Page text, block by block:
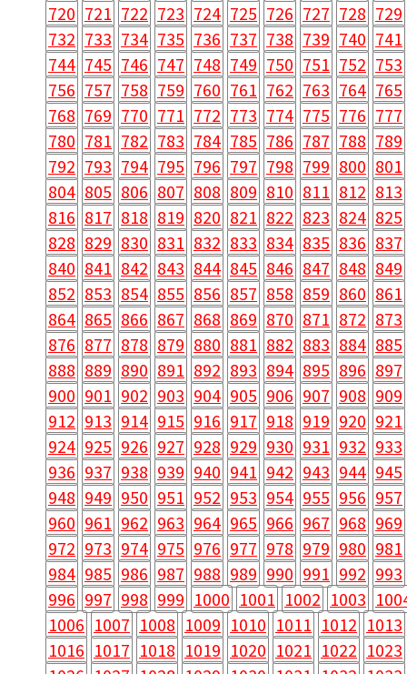
720 721 722 723 724 725 726 727 728 729
732 733 734 735 736 737 738 739 740 741
744 745 746 747 748 749 750 751 752 753
756 757 758 759 760 761 762 763 764 765
768 769 770 771 772 773 774 775 776 777
780 781 782 783 784 785 786 787 788 789
792 793 794 795 796 797 798 799 800 801
804 805 806 807 808 809 810 811 812 813
816 817 818 819 820 821 822 823 824 825
828 829 830 831 832 833 834 835 836 837
840 841 842 843 844 845 846 847 848 849
852 853 854 855 856 857 858 859 860 861
864 865 866 867 868 869 870 871 872 873
876 877 878 879 880 881 882 883 884 885
888 889 890 891 892 893 894 895 896 897
900 901 902 903 904 905 906 907 908 909
912 913 914 915 916 917 918 919 920 921
924 925 926 927 928 929 930 931 932 933
936 937 938 939 940 941 942 943 944 945
948 949 950 951 952 953 954 955 956 957
960 961 962 963 964 965 966 967 968 969
972 973 974 975 976 977 978 979 980 981
984 985 986 987 988 989 990 991 992 993
996 997 998 999 1000 1001 1002 1003
1006 1007 1008 1009 1010 1011 1012 1013
1016 1017 1018 1019 1020 1021 1022 1023